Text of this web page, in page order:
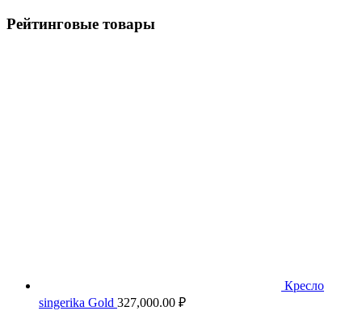
Рейтинговые товары
Кресло
singerika Gold 327,000.00 ₽